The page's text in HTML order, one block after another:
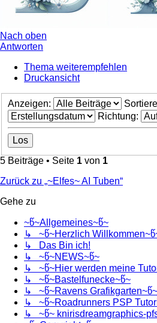
Nach oben
Antworten
Thema weiterempfehlen
Druckansicht
Anzeigen:
Richtung:
5 Beiträge • Seite 1 von 1
Zurück zu „~Elfes~ AI Tuben“
Gehe zu
~წ~Allgemeines~წ~
↳ ~წ~Herzlich
↳ Das Bin ich!
↳ ~წ~NEWS~წ~
↳ ~წ~Hier werden meine
↳ ~წ~Bastelfunecke~წ~
↳ ~წ~Ravens Grafikgarten~წ~
↳ ~წ~Roadrunners PSP
↳ ~წ~ knirisdreamgraphics-